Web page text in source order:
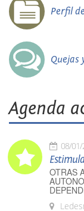
Perfil
Quejas
Agenda
08/
OTRAS